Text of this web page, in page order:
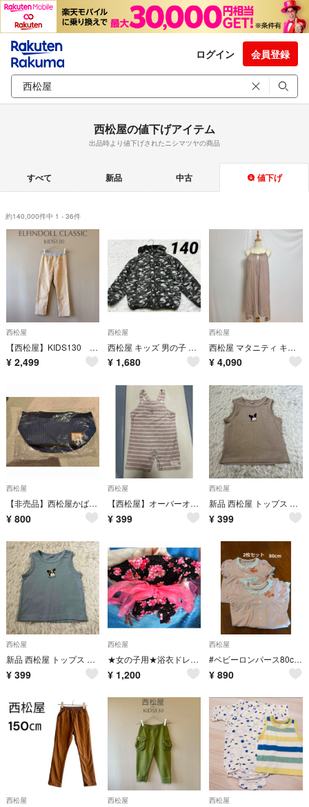
ログイン 会員登録
西松屋の値下げアイテム
出品時より値下げされたニシマツヤの商品
すべて 新品 中古 値下げ
約140,000件中 1 - 36件
西松屋
【西松屋】KIDS130 ベージュ ストレッチパンツ 長ズボン カジュアル
¥ 2,499
西松屋
西松屋 キッズ 男の子 ダウンジャケット パーカー 迷彩柄 ブラウン系 140
¥ 1,680
西松屋
西松屋 マタニティ キャミワンピース L ベージュ ゆったり レーヨン
¥ 4,090
西松屋
【非売品】西松屋かばん よつばランク🍀特典
¥ 800
西松屋
【西松屋】オーバーオール サロペット ロンパース ボーダー柄 80
¥ 399
西松屋
新品 西松屋 トップス タンクトップ キッズ 95cm 綿100
¥ 399
西松屋
新品 西松屋 トップス タンクトップ キッズ 95cm 綿100
¥ 399
西松屋
★女の子用★浴衣ドレス★セパレート★桜柄★ブラック★ピンク★帯付き★95cm★
¥ 1,200
西松屋
#ベビーロンパース80cm2枚セット
¥ 890
西松屋 西松屋 西松屋